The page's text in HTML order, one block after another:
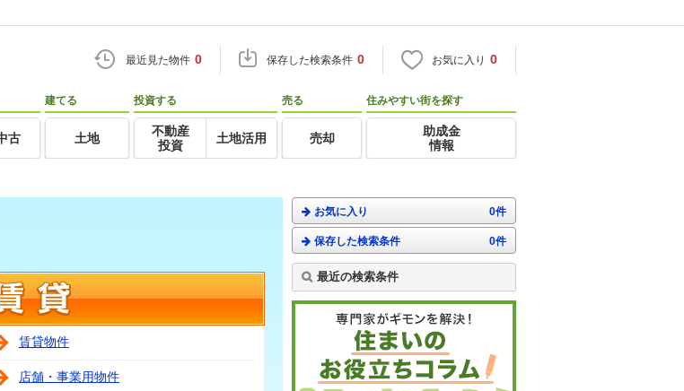
最近見た物件 0 保存した検索条件 0 お気に入り 0
古
建てる
土地
投資する
不動産
投資
土地活用
売る
売却
住みやすい街を探す
助成金
情報
賃貸物件
店舗・事業用物件
お気に入り 0件
保存した検索条件 0件
最近の検索条件